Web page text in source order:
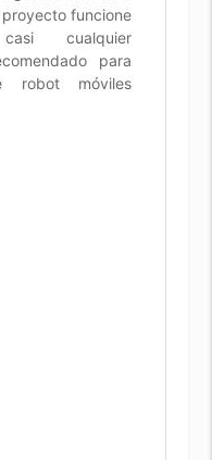
funcione
cualquier
para
robot móviles